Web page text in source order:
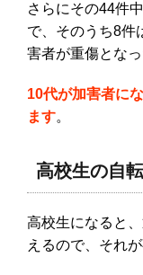
さらにその44件
で、そのうち8件
害者が重傷とな
10代が加害者に
ます。
高校生の自
高校生になると
えるので、それ